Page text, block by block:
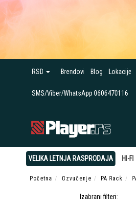
RSD Brendovi Blog Lokacije
SMS/Viber/WhatsApp 0606470116
VELIKA LETNJA RASPRODAJA HI-FI
Početna Ozvučenje PA Rack
Izabrani filteri: